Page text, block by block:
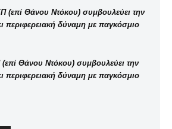
(επί Θάνου Ντόκου) συμβουλεύει την
περιφερειακή δύναμη με παγκόσμιο
Θάνου Ντόκου) συμβουλεύει την
περιφερειακή δύναμη με παγκόσμιο